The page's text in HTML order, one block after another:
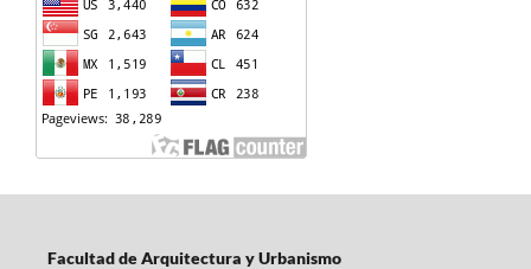
Facultad de Arquitectura y Urbanismo